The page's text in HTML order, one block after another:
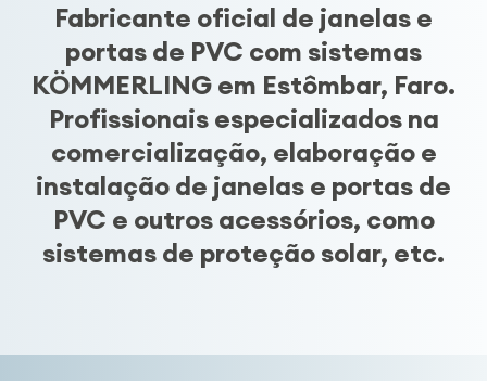
Fabricante oficial de janelas e
portas de PVC com sistemas
KÖMMERLING em Estômbar, Faro.
Profissionais especializados na
comercialização, elaboração e
instalação de janelas e portas de
PVC e outros acessórios, como
sistemas de proteção solar, etc.